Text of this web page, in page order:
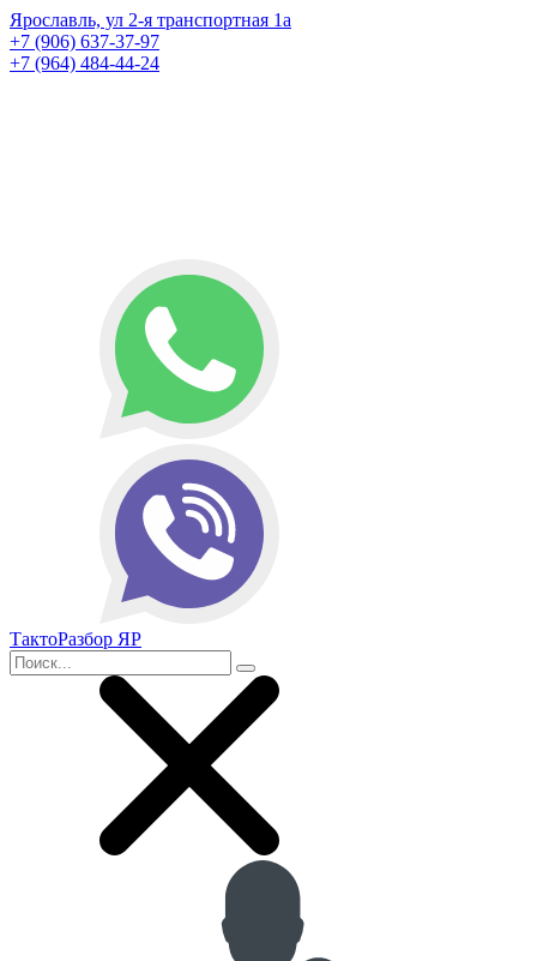
Ярославль, ул 2-я транспортная 1а
+7 (906) 637-37-97
+7 (964) 484-44-24
ТактоРазбор ЯР